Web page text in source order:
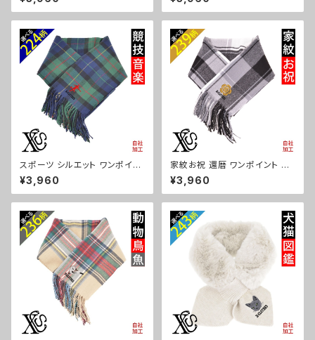
ス メンズ 雑貨 グッズ 自社ブラ
ンド 柄 柴犬 チワワ シーズー シ
ディエ ビションフリーゼ クリス
マス ori-aw-st40-g10-s
判 レディース メンズ 雑貨 グッ
ズ 自社ブランド 柄 クリスマス o
スポーツ シルエット ワンポイン
ト 刺繍 チェック ストール 大判
レディース メンズ 雑貨 グッズ
自社ブランド 卒業 記念品 部活
生日 クリスマス ori-aw-st40-
g08-s
¥3,960
家紋お祝 還暦 ワンポイント 刺
繍 チェック ストール 大判 レディ
ース メンズ 雑貨 グッズ 自社ブ
ランド 柄 丸に 五瓜 桔梗 巴 藤
ス ori-aw-st40-g07-s
¥3,960